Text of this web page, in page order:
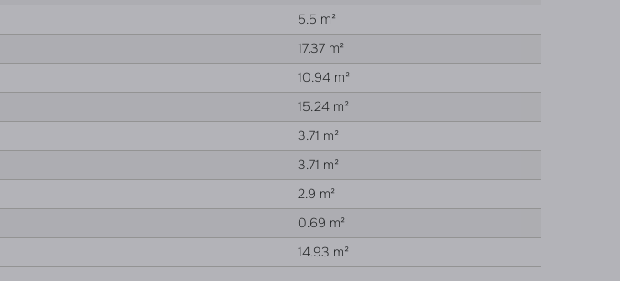
5.5 m²
17.37 m²
10.94 m²
15.24 m²
3.71 m²
3.71 m²
2.9 m²
0.69 m²
14.93 m²